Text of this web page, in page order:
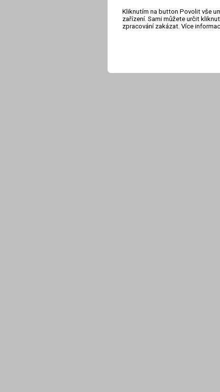
Kliknutím na button Povolit vše
zařízení. Sami můžete určit
zpracování zakázat. Více